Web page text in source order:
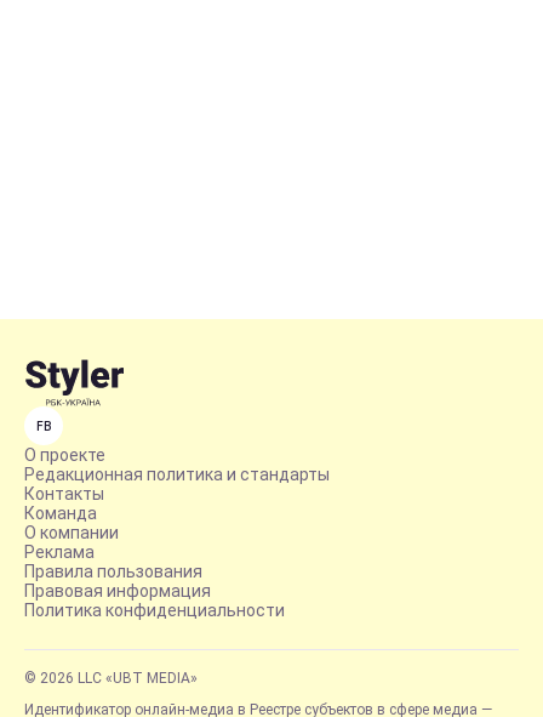
FB
О проекте
Редакционная политика и стандарты
Контакты
Команда
О компании
Реклама
Правила пользования
Правовая информация
Политика конфиденциальности
© 2026 LLC «UBT MEDIA»
Идентификатор онлайн-медиа в Реестре субъектов в сфере медиа —